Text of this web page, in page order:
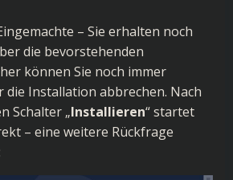
– Sie erhalten noch
die bevorstehenden
können Sie noch immer
die Installation abbrechen. Nach
Schalter „Installieren“ startet
– eine weitere Rückfrage